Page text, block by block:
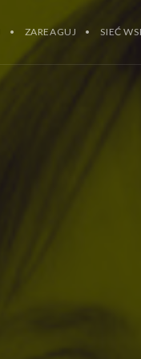
ZAREAGUJ SIEĆ